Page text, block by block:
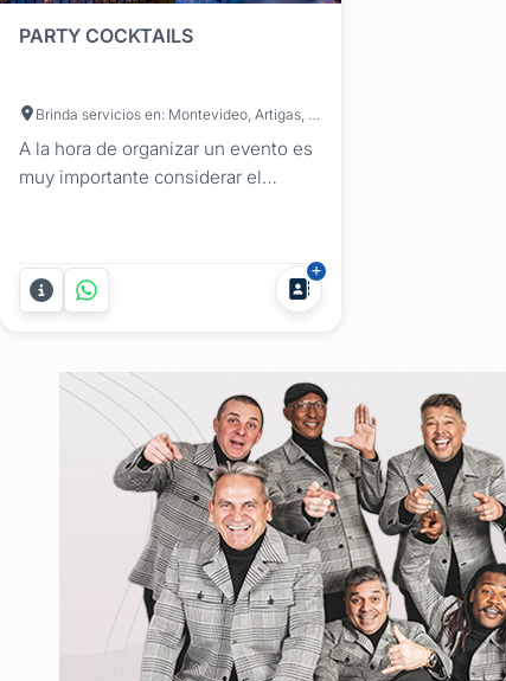
PARTY COCKTAILS
Brinda servicios en: Montevideo, Artigas, Canelones, Cerro Largo, Colonia, Durazno, Flores, Florida, Lavalleja, Maldonado, Paysandú, Río Negro, Rivera, Rocha, Salto, San José, Soriano, Tacuarembó, Treinta y Tres
A la hora de organizar un evento es
muy importante considerar el
invitados o para la ambientación. En
Party Cocktails te ofrecemos la
solución que estás necesitando en
tipo de festejo. Contamos...